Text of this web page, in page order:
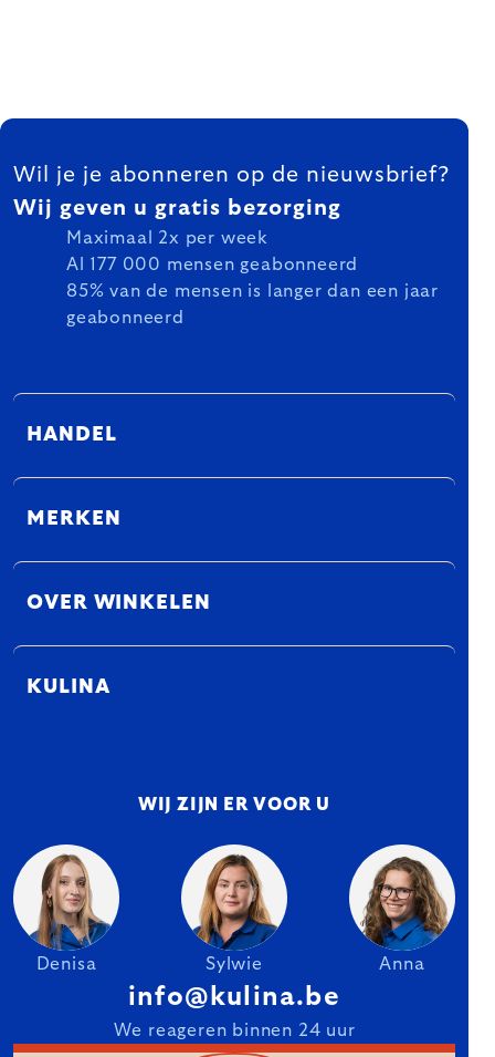
FOOTER
Wil je je abonneren op de nieuwsbrief?
Wij geven u gratis bezorging
Maximaal 2x per week
Al 177 000 mensen geabonneerd
85% van de mensen is langer dan een jaar
geabonneerd
HANDEL
MERKEN
OVER WINKELEN
KULINA
WIJ ZIJN ER VOOR U
Denisa Sylwie Anna
info@kulina.be
We reageren binnen 24 uur